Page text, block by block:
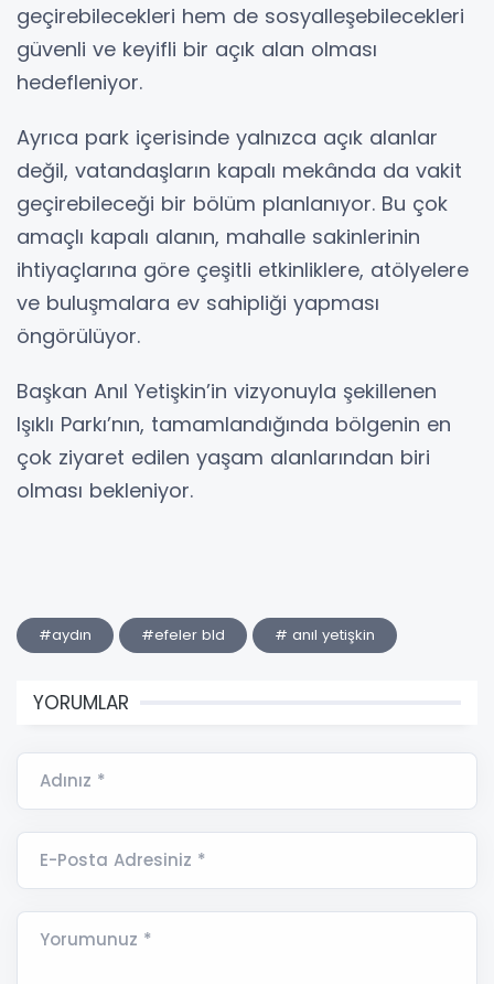
geçirebilecekleri hem de sosyalleşebilecekleri
güvenli ve keyifli bir açık alan olması
hedefleniyor.
Ayrıca park içerisinde yalnızca açık alanlar
değil, vatandaşların kapalı mekânda da vakit
geçirebileceği bir bölüm planlanıyor. Bu çok
amaçlı kapalı alanın, mahalle sakinlerinin
ihtiyaçlarına göre çeşitli etkinliklere, atölyelere
ve buluşmalara ev sahipliği yapması
öngörülüyor.
Başkan Anıl Yetişkin’in vizyonuyla şekillenen
Işıklı Parkı’nın, tamamlandığında bölgenin en
çok ziyaret edilen yaşam alanlarından biri
olması bekleniyor.
#aydın #efeler bld # anıl yetişkin
YORUMLAR
Adınız *
E-Posta Adresiniz *
Yorumunuz *